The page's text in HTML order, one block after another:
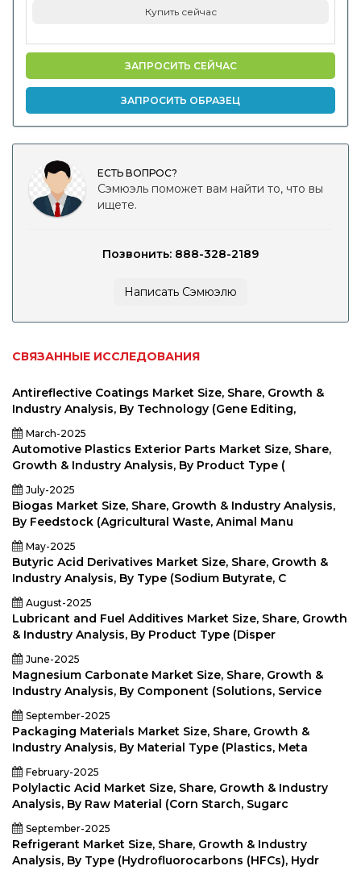
Купить сейчас
ЗАПРОСИТЬ СЕЙЧАС
ЗАПРОСИТЬ ОБРАЗЕЦ
ЕСТЬ ВОПРОС?
Сэмюэль поможет вам найти то, что вы
ищете.
Позвонить: 888-328-2189
Написать Сэмюэлю
СВЯЗАННЫЕ ИССЛЕДОВАНИЯ
Antireflective Coatings Market Size, Share, Growth &
Industry Analysis, By Technology (Gene Editing,
March-2025
Automotive Plastics Exterior Parts Market Size, Share,
Growth & Industry Analysis, By Product Type (
July-2025
Biogas Market Size, Share, Growth & Industry Analysis,
By Feedstock (Agricultural Waste, Animal Manu
May-2025
Butyric Acid Derivatives Market Size, Share, Growth &
Industry Analysis, By Type (Sodium Butyrate, C
August-2025
Lubricant and Fuel Additives Market Size, Share, Growth
& Industry Analysis, By Product Type (Disper
June-2025
Magnesium Carbonate Market Size, Share, Growth &
Industry Analysis, By Component (Solutions, Service
September-2025
Packaging Materials Market Size, Share, Growth &
Industry Analysis, By Material Type (Plastics, Meta
February-2025
Polylactic Acid Market Size, Share, Growth & Industry
Analysis, By Raw Material (Corn Starch, Sugarc
September-2025
Refrigerant Market Size, Share, Growth & Industry
Analysis, By Type (Hydrofluorocarbons (HFCs), Hydr